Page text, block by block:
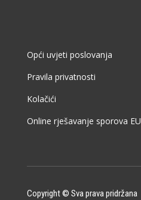
Opći uvjeti poslovanja
Pravila privatnosti
Kolačići
Online rješavanje sporova EU
Copyright © Sva prava pridržana